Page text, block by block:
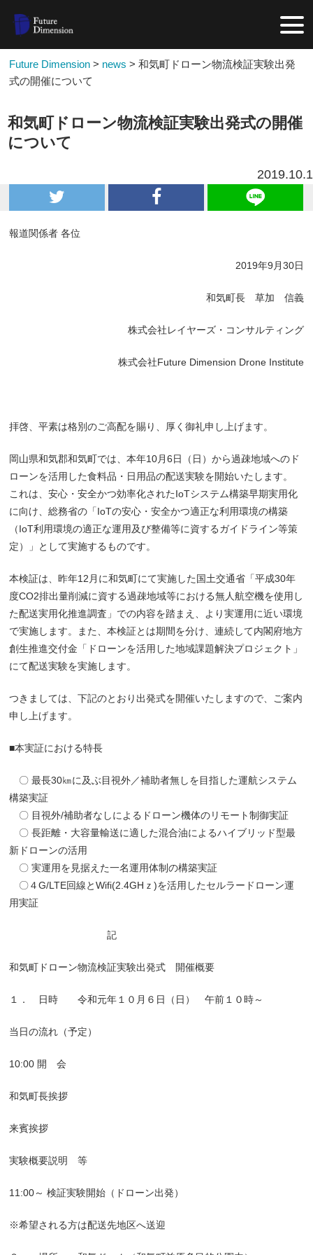
Future Dimension > news >和気町ドローン物流検証実験出発
式の開催について
和気町ドローン物流検証実験出発式の開催
について
2019.10.1
報道関係者 各位
2019年9月30日
和気町長 草加 信義
株式会社レイヤーズ・コンサルティング
株式会社Future Dimension Drone Institute
拝啓、平素は格別のご高配を賜り、厚く御礼申し上げます。
岡山県和気郡和気町では、本年10月6日（日）から過疎地域へのド
ローンを活用した食料品・日用品の配送実験を開始いたします。
これは、安心・安全かつ効率化されたIoTシステム構築早期実用化
に向け、総務省の「IoTの安心・安全かつ適正な利用環境の構築
（IoT利用環境の適正な運用及び整備等に資するガイドライン等策
定）」として実施するものです。
本検証は、昨年12月に和気町にて実施した国土交通省「平成30年
度CO2排出量削減に資する過疎地域等における無人航空機を使用し
た配送実用化推進調査」での内容を踏まえ、より実運用に近い環境
で実施します。また、本検証とは期間を分け、連続して内閣府地方
創生推進交付金「ドローンを活用した地域課題解決プロジェクト」
にて配送実験を実施します。
つきましては、下記のとおり出発式を開催いたしますので、ご案内
申し上げます。
■本実証における特長
〇 最長30㎞に及ぶ目視外／補助者無しを目指した運航システム
構築実証
〇 目視外/補助者なしによるドローン機体のリモート制御実証
〇 長距離・大容量輸送に適した混合油によるハイブリッド型最
新ドローンの活用
〇 実運用を見据えた一名運用体制の構築実証
〇４G/LTE回線とWifi(2.4GHｚ)を活用したセルラードローン運
用実証
記
和気町ドローン物流検証実験出発式 開催概要
１． 日時 令和元年１０月６日（日） 午前１０時～
当日の流れ（予定）
10:00 開 会
和気町長挨拶
来賓挨拶
実験概要説明 等
11:00～ 検証実験開始（ドローン出発）
※希望される方は配送先地区へ送迎